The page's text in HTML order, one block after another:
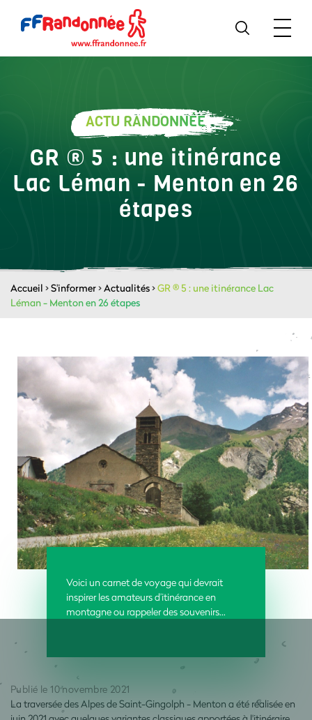
ACTU RANDONNÉE
GR ® 5 : une itinérance
Lac Léman - Menton en 26
étapes
Accueil >S'informer>Actualités>GR ® 5 : une itinérance Lac
Léman - Menton en 26 étapes
Voici un carnet de voyage qui devrait
inspirer les amateurs d’itinérance en
montagne ou rappeler des souvenirs...
Publié le 10 novembre 2021
La traversée des Alpes de Saint-Gingolph - Menton a été réalisée en